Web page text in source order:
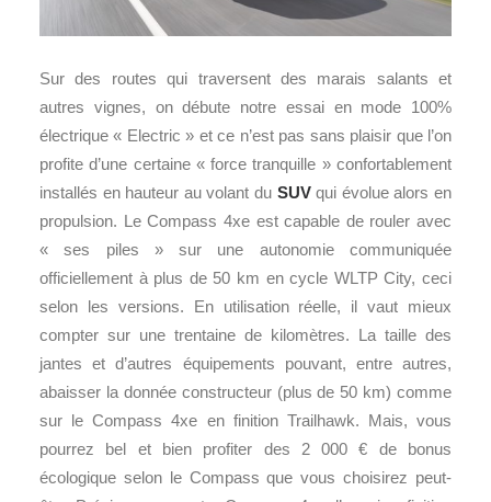
Sur des routes qui traversent des marais salants et
autres vignes, on débute notre essai en mode 100%
électrique « Electric » et ce n’est pas sans plaisir que l’on
profite d’une certaine « force tranquille » confortablement
installés en hauteur au volant du SUVqui évolue alors en
propulsion. Le Compass 4xe est capable de rouler avec
« ses piles » sur une autonomie communiquée
officiellement à plus de 50 km en cycle WLTP City, ceci
selon les versions. En utilisation réelle, il vaut mieux
compter sur une trentaine de kilomètres. La taille des
jantes et d’autres équipements pouvant, entre autres,
abaisser la donnée constructeur (plus de 50 km) comme
sur le Compass 4xe en finition Trailhawk. Mais, vous
pourrez bel et bien profiter des 2 000 € de bonus
écologique selon le Compass que vous choisirez peut-